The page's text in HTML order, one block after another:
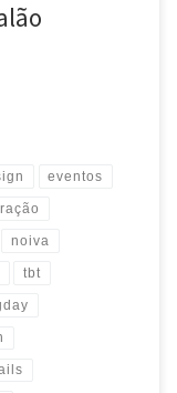
eventos
noiva
tbt